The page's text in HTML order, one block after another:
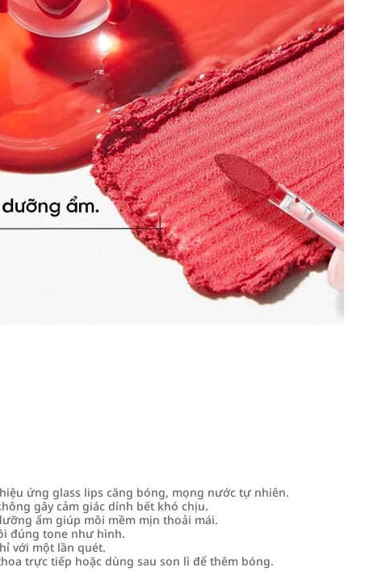
ứng glass lips căng bóng, mọng nước tự nhiên.
gây cảm giác dính bết khó chịu.
ẩm giúp môi mềm mịn thoải mái.
đúng tone như hình.
với một lần quét.
trực tiếp hoặc dùng sau son lì để thêm bóng.